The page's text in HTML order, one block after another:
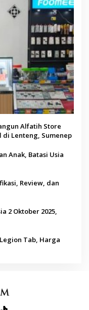
Alfatih Store
di Lenteng, Sumenep
Anak, Batasi Usia
Review, dan
2 Oktober 2025,
Tab, Harga